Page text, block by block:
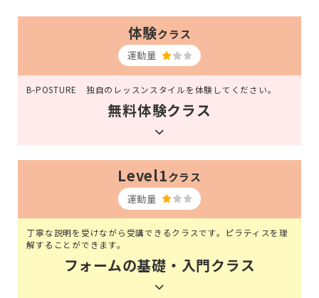
体験クラス
運動量
B-POSTURE 独自のレッスンスタイルを体験してください。
無料体験クラス
Level1クラス
運動量
丁寧な説明を受けながら受講できるクラスです。ピラティスを理
解することができます。
フォームの基礎・入門クラス